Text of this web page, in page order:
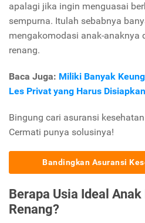
apalagi jika ingin menguasai
sempurna. Itulah sebabnya
mengakomodasi anak-anaknya
renang.
Baca Juga: Miliki Banyak
Les Privat yang Harus
Bingung cari asuransi
Cermati punya solusinya!
Bandingkan Asuransi
Berapa Usia Ideal
Renang?